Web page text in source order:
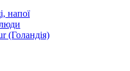
напої
(Голандія)